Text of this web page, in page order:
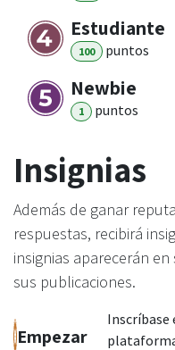
Estudiante
100 puntos
Newbie
1 puntos
Insignias
Además de ganar
respuestas, recibirá
insignias aparecerán
sus publicaciones.
Empezar
Inscríbase